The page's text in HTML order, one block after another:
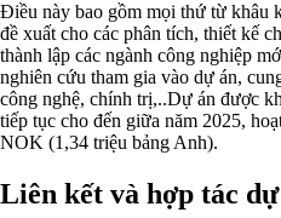
Điều này bao gồm mọi thứ từ khâu
đề xuất cho các phân tích, thiết kế
thành lập các ngành công nghiệp
nghiên cứu tham gia vào dự án,
công nghệ, chính trị,..Dự án được
tiếp tục cho đến giữa năm 2025,
NOK (1,34 triệu bảng Anh).
Liên kết và hợp tác